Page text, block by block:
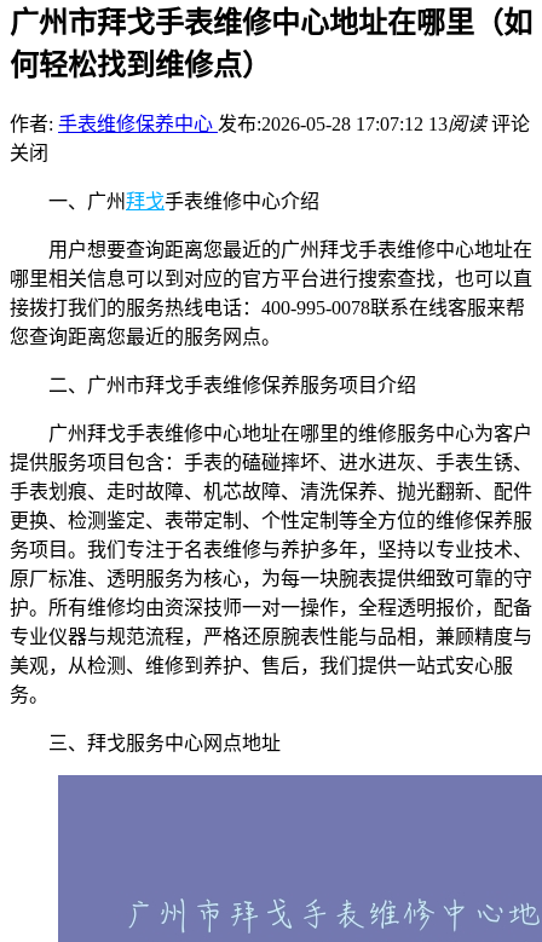
广州市拜戈手表维修中心地址在哪里（如
何轻松找到维修点）
作者: 手表维修保养中心 发布:2026-05-28 17:07:12 13阅读 评论
关闭
一、广州拜戈手表维修中心介绍
用户想要查询距离您最近的广州拜戈手表维修中心地址在
哪里相关信息可以到对应的官方平台进行搜索查找，也可以直
接拨打我们的服务热线电话：400-995-0078联系在线客服来帮
您查询距离您最近的服务网点。
二、广州市拜戈手表维修保养服务项目介绍
广州拜戈手表维修中心地址在哪里的维修服务中心为客户
提供服务项目包含：手表的磕碰摔坏、进水进灰、手表生锈、
手表划痕、走时故障、机芯故障、清洗保养、抛光翻新、配件
更换、检测鉴定、表带定制、个性定制等全方位的维修保养服
务项目。我们专注于名表维修与养护多年，坚持以专业技术、
原厂标准、透明服务为核心，为每一块腕表提供细致可靠的守
护。所有维修均由资深技师一对一操作，全程透明报价，配备
专业仪器与规范流程，严格还原腕表性能与品相，兼顾精度与
美观，从检测、维修到养护、售后，我们提供一站式安心服
务。
三、拜戈服务中心网点地址